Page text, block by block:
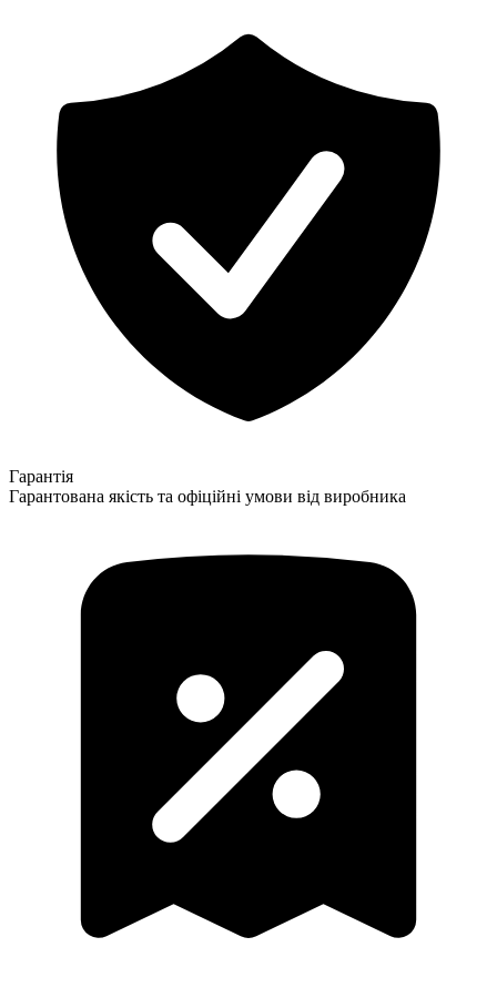
Гарантія
Гарантована якість та офіційні умови від виробника